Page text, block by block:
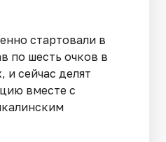
стартовали в
по шесть очков в
и сейчас делят
вместе с